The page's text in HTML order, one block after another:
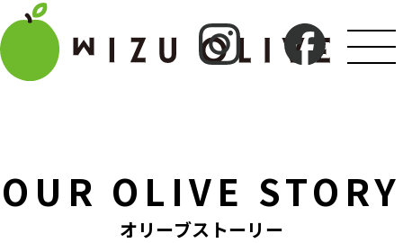
OUR OLIVE STORY
オリーブストーリー